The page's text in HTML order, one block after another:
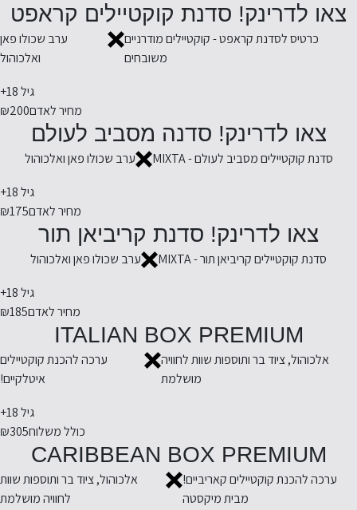
צאו לדרינק! סדנת קוקטיילים קראפט
כרטיס לסדנת קראפט - קוקטיילים מודרניים
משובחים
ערב שכולו פאן
ואלכוהול
גיל 18+
מחיר לאדם₪200
צאו לדרינק! סדנה מסביב לעולם
סדנת קוקטיילים מסביב לעולם - MIXTA
ערב שכולו פאן ואלכוהול
גיל 18+
מחיר לאדם₪175
צאו לדרינק! סדנת קריביאן תור
סדנת קוקטיילים קריביאן תור - MIXTA
ערב שכולו פאן ואלכוהול
גיל 18+
מחיר לאדם₪185
ITALIAN BOX PREMIUM
אלכוהול, ציוד בר ותוספות שוות לחוויה
מושלמת
ערכה להכנת קוקטיילים
איטלקיים!
גיל 18+
כולל משלוח₪305
CARIBBEAN BOX PREMIUM
ערכה להכנת קוקטיילים קאריביים!
מבית מיקסטה
אלכוהול, ציוד בר ותוספות שוות
לחוויה מושלמת